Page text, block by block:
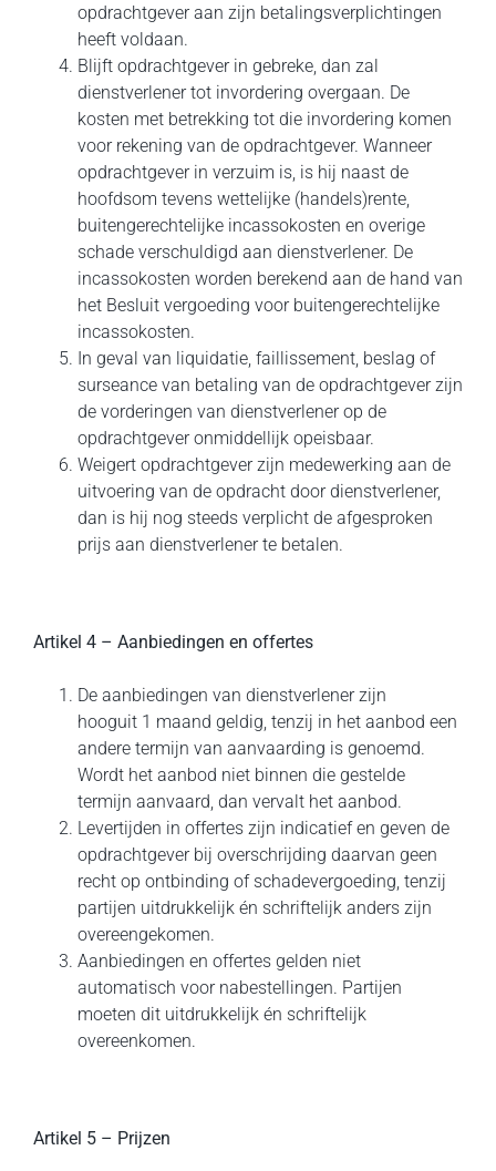
opdrachtgever aan zijn betalingsverplichtingen
heeft voldaan.
Blijft opdrachtgever in gebreke, dan zal
dienstverlener tot invordering overgaan. De
kosten met betrekking tot die invordering komen
voor rekening van de opdrachtgever. Wanneer
opdracht­gever in verzuim is, is hij naast de
hoofdsom tevens wettelijke (handels)rente,
buitengerechtelijke incassokosten en overige
schade verschuldigd aan dienstverlener. De
incassokosten worden berekend aan de hand van
het Besluit vergoeding voor buitengerechtelijke
incassokosten.
In geval van liquidatie, faillissement, beslag of
surseance van betaling van de opdrachtgever zijn
de vorderingen van dienstverlener op de
opdrachtgever onmiddellijk opeisbaar.
Weigert opdrachtgever zijn medewerking aan de
uitvoering van de opdracht door dienstverlener,
dan is hij nog steeds verplicht de afgesproken
prijs aan dienstverlener te betalen.
Artikel 4 – Aanbiedingen en offertes
De aanbiedingen van dienstverlener zijn
hooguit 1 maand geldig, tenzij in het aanbod een
andere termijn van aanvaarding is genoemd.
Wordt het aanbod niet binnen die gestelde
termijn aanvaard, dan vervalt het aanbod.
Levertijden in offertes zijn indicatief en geven de
opdrachtgever bij overschrijding daarvan geen
recht op ontbinding of schadevergoeding, tenzij
partijen uitdrukkelijk én schriftelijk anders zijn
overeengekomen.
Aanbiedingen en offertes gelden niet
automatisch voor nabestellingen. Partijen
moeten dit uitdrukkelijk én schriftelijk
overeenkomen.
Artikel 5 – Prijzen